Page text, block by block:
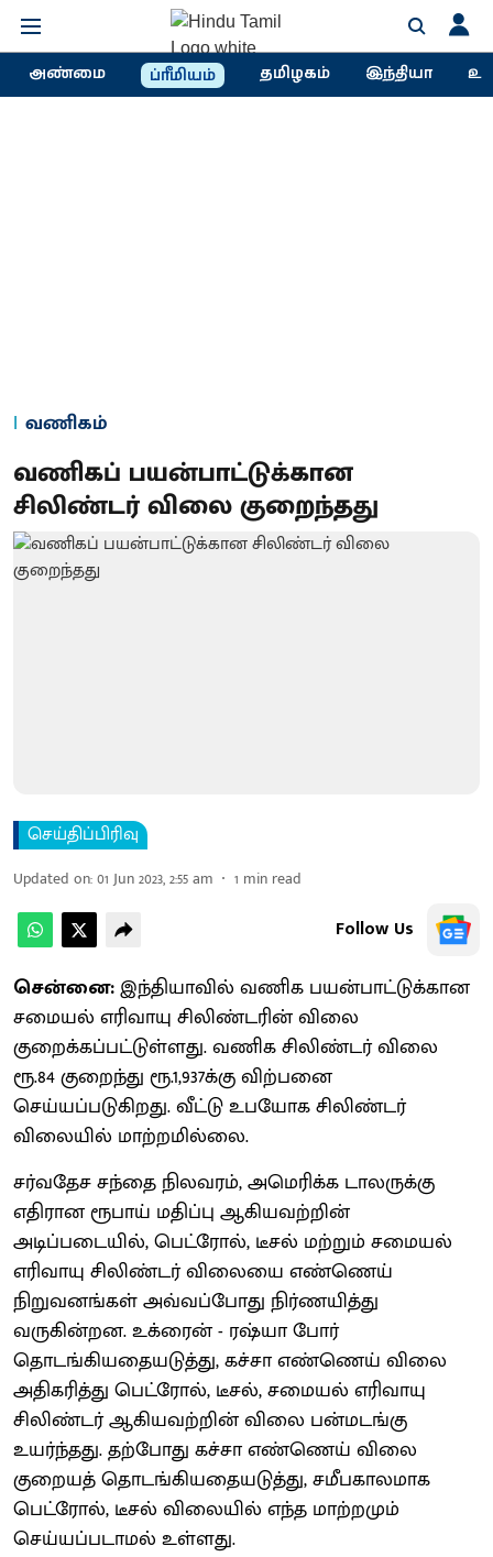
அண்மை ப்ரீமியம் தமிழகம் இந்தியா
வணிகம்
வணிகப் பயன்பாட்டுக்கான
சிலிண்டர் விலை குறைந்தது
செய்திப்பிரிவு
Updated on:01 Jun 2023, 2:55 am 1 min read
Follow Us
சென்னை:இந்தியாவில் வணிக பயன்பாட்டுக்கான
சமையல் எரிவாயு சிலிண்டரின் விலை
குறைக்கப்பட்டுள்ளது. வணிக சிலிண்டர் விலை
ரூ.84 குறைந்து ரூ.1,937க்கு விற்பனை
செய்யப்படுகிறது. வீட்டு உபயோக சிலிண்டர்
விலையில் மாற்றமில்லை.
சர்வதேச சந்தை நிலவரம், அமெரிக்க டாலருக்கு
எதிரான ரூபாய் மதிப்பு ஆகியவற்றின்
அடிப்படையில், பெட்ரோல், டீசல் மற்றும் சமையல்
எரிவாயு சிலிண்டர் விலையை எண்ணெய்
நிறுவனங்கள் அவ்வப்போது நிர்ணயித்து
வருகின்றன. உக்ரைன் - ரஷ்யா போர்
தொடங்கியதையடுத்து, கச்சா எண்ணெய் விலை
அதிகரித்து பெட்ரோல், டீசல், சமையல் எரிவாயு
சிலிண்டர் ஆகியவற்றின் விலை பன்மடங்கு
உயர்ந்தது. தற்போது கச்சா எண்ணெய் விலை
குறையத் தொடங்கியதையடுத்து, சமீபகாலமாக
பெட்ரோல், டீசல் விலையில் எந்த மாற்றமும்
செய்யப்படாமல் உள்ளது.